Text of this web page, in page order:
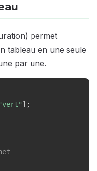
permet
tableau en une seule
par une.
"vert" ] ;